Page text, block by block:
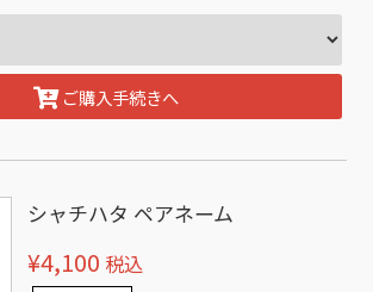
ご購入手続きへ
シャチハタ ペアネーム
¥4,100 税込